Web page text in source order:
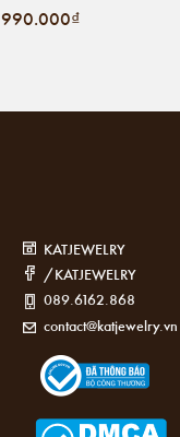
990.000₫
KATJEWELRY
/KATJEWELRY
089.6162.868
contact@katjewelry.vn